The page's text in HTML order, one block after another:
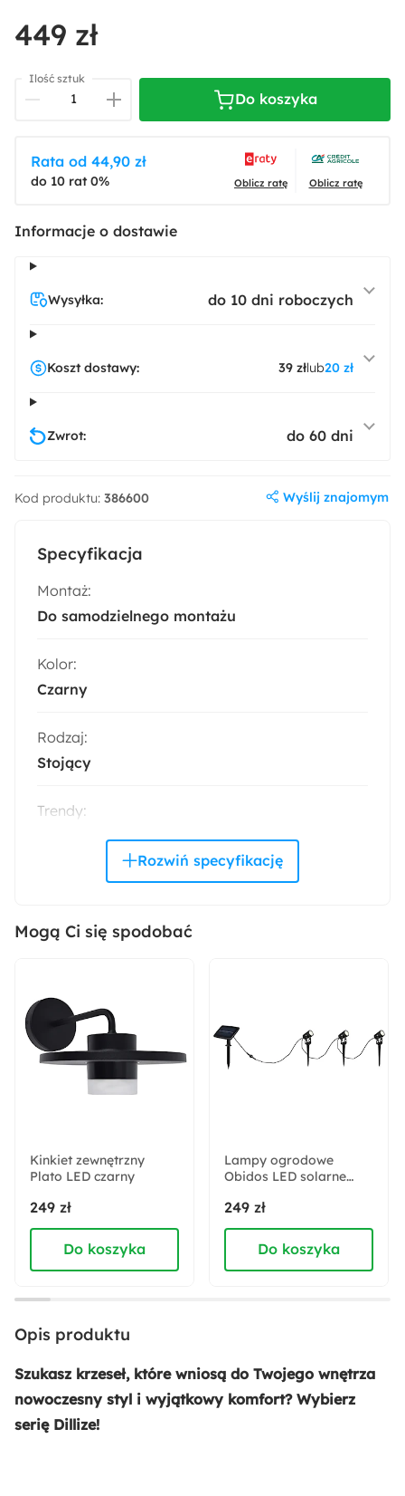
Specyfikacja
Montaż:
Do samodzielnego montażu
Kolor:
Czarny
Rodzaj:
Stojący
Trendy:
Monochromatyczny minimalizm
Kolor obicia:
Czarny
Pomieszczenie:
Jadalnia
Materiał nóżek:
Metal malowany proszkowo
Rodzaj oparcia:
Tapicerowane
Akcja specjalna:
Nowość
Mogą Ci się spodobać
Kinkiet zewnętrzny
Plato LED czarny
249 zł
Do koszyka
Lampy ogrodowe
Obidos LED solarne
249 zł
Do koszyka
Opis produktu
Szukasz krzeseł, które wniosą do Twojego wnętrza
nowoczesny styl i wyjątkowy komfort? Wybierz
serię Dillize!
449 zł
Ilość sztuk
Do koszyka
Rata od 44,90 zł
do 10 rat 0% Oblicz ratę Oblicz ratę
Informacje o dostawie
Wysyłka: do 10 dni roboczych
Koszt dostawy: 39 złlub20 zł
Zwrot: do 60 dni
Kod produktu: 386600 Wyślij znajomym